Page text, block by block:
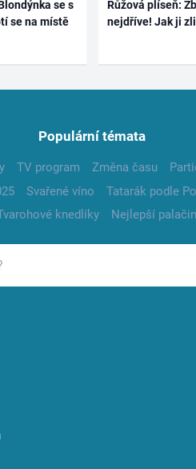
se s
se na místě
Růžová plíseň:
nejdříve! Jak ji
Populární témata
TV program Změna času
Svařené víno Tatarák podle
knedlíky Nejlepší